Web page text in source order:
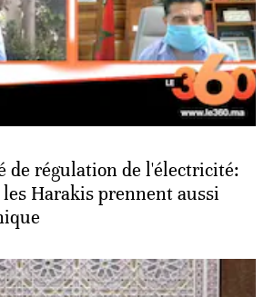
de régulation de l'électricité:
Harakis prennent aussi